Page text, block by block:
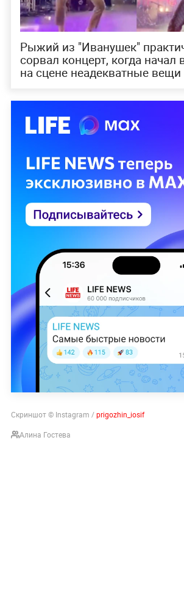
Рыжий из "Иванушек"
сорвал концерт, когда начал
на сцене неадекватные вещи
Скриншот © Instagram /prigozhin_iosif
Алина Гостева